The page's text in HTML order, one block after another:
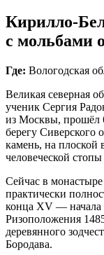
Кирилло-
с мольбами
Где: Вологодская
Великая северная
ученик Сергия
из Москвы, прошёл
берегу Сиверского
камень, на плоской
человеческой
Сейчас в
практически
конца XV — начала
Ризоположения
деревянного
Бородава.